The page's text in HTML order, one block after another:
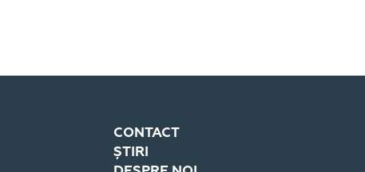
CONTACT
ȘTIRI